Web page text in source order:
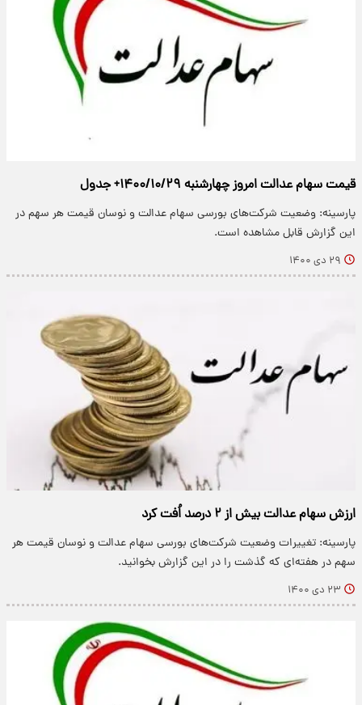
قیمت سهام عدالت امروز چهارشنبه ۱۴۰۰/۱۰/۲۹+ جدول
پارسینه: وضعیت شرکت‌های بورسی سهام عدالت و نوسان قیمت هر سهم در
این گزارش قابل مشاهده است.
۲۹ دی ۱۴۰۰
ارزش سهام عدالت بیش از ۲ درصد اُفت کرد
پارسینه: تغییرات وضعیت شرکت‌های بورسی سهام عدالت و نوسان قیمت هر
سهم در هفته‌ای که گذشت را در این گزارش بخوانید.
۲۳ دی ۱۴۰۰